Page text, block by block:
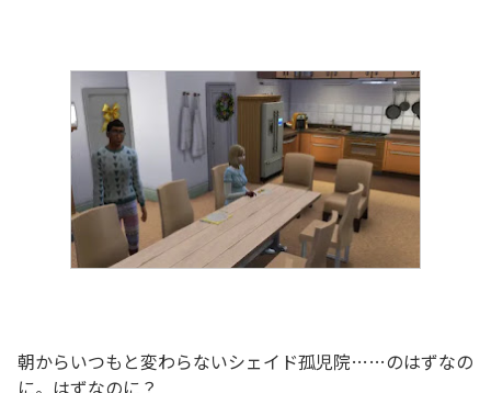
朝からいつもと変わらないシェイド孤児院……のはずなの
に。はずなのに？